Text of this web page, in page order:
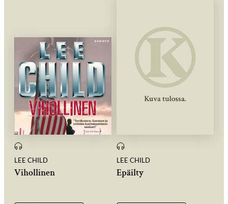
LEE CHILD
Vihollinen
LEE CHILD
Epäilty